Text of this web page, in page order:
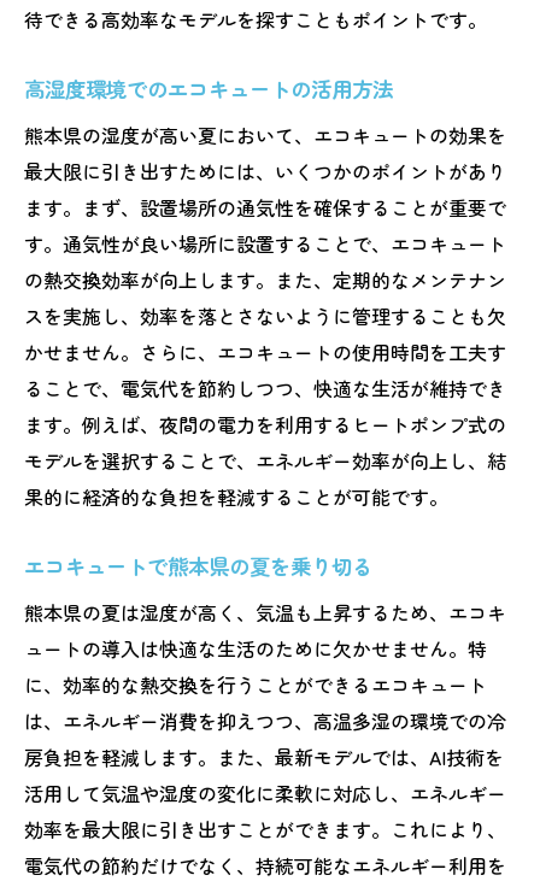
待できる高効率なモデルを探すこともポイントです。
高湿度環境でのエコキュートの活用方法
熊本県の湿度が高い夏において、エコキュートの効果を
最大限に引き出すためには、いくつかのポイントがあり
ます。まず、設置場所の通気性を確保することが重要で
す。通気性が良い場所に設置することで、エコキュート
の熱交換効率が向上します。また、定期的なメンテナン
スを実施し、効率を落とさないように管理することも欠
かせません。さらに、エコキュートの使用時間を工夫す
ることで、電気代を節約しつつ、快適な生活が維持でき
ます。例えば、夜間の電力を利用するヒートポンプ式の
モデルを選択することで、エネルギー効率が向上し、結
果的に経済的な負担を軽減することが可能です。
エコキュートで熊本県の夏を乗り切る
熊本県の夏は湿度が高く、気温も上昇するため、エコキ
ュートの導入は快適な生活のために欠かせません。特
に、効率的な熱交換を行うことができるエコキュート
は、エネルギー消費を抑えつつ、高温多湿の環境での冷
房負担を軽減します。また、最新モデルでは、AI技術を
活用して気温や湿度の変化に柔軟に対応し、エネルギー
効率を最大限に引き出すことができます。これにより、
電気代の節約だけでなく、持続可能なエネルギー利用を